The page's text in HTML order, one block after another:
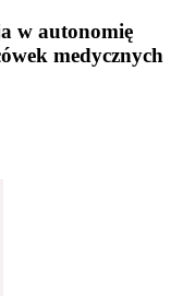
w autonomię
medycznych